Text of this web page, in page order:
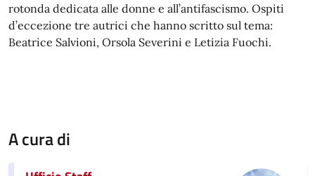
rotonda dedicata alle donne e all’antifascismo. Ospiti
d’eccezione tre autrici che hanno scritto sul tema:
Beatrice Salvioni, Orsola Severini e Letizia Fuochi.
A cura di